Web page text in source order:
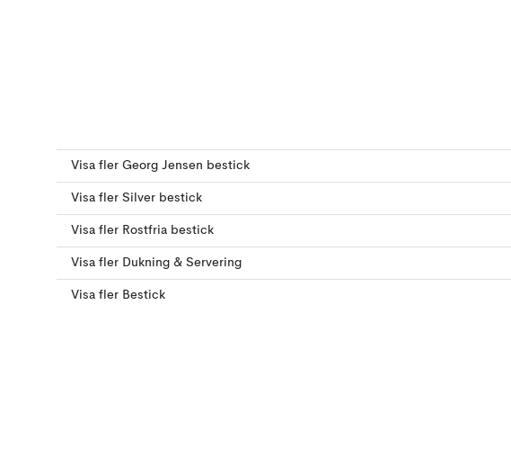
Visa fler Georg Jensen bestick
Visa fler Silver bestick
Visa fler Rostfria bestick
Visa fler Dukning & Servering
Visa fler Bestick